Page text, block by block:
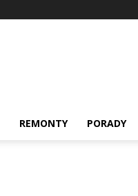
REMONTY PORADY